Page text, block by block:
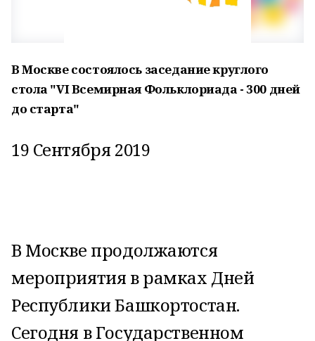
В Москве состоялось заседание круглого
стола "VI Всемирная Фольклориада - 300 дней
до старта"
19 Сентября 2019
В Москве продолжаются
мероприятия в рамках Дней
Республики Башкортостан.
Сегодня в Государственном